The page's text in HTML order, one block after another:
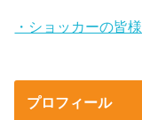
・ショッカーの皆
プロフィール